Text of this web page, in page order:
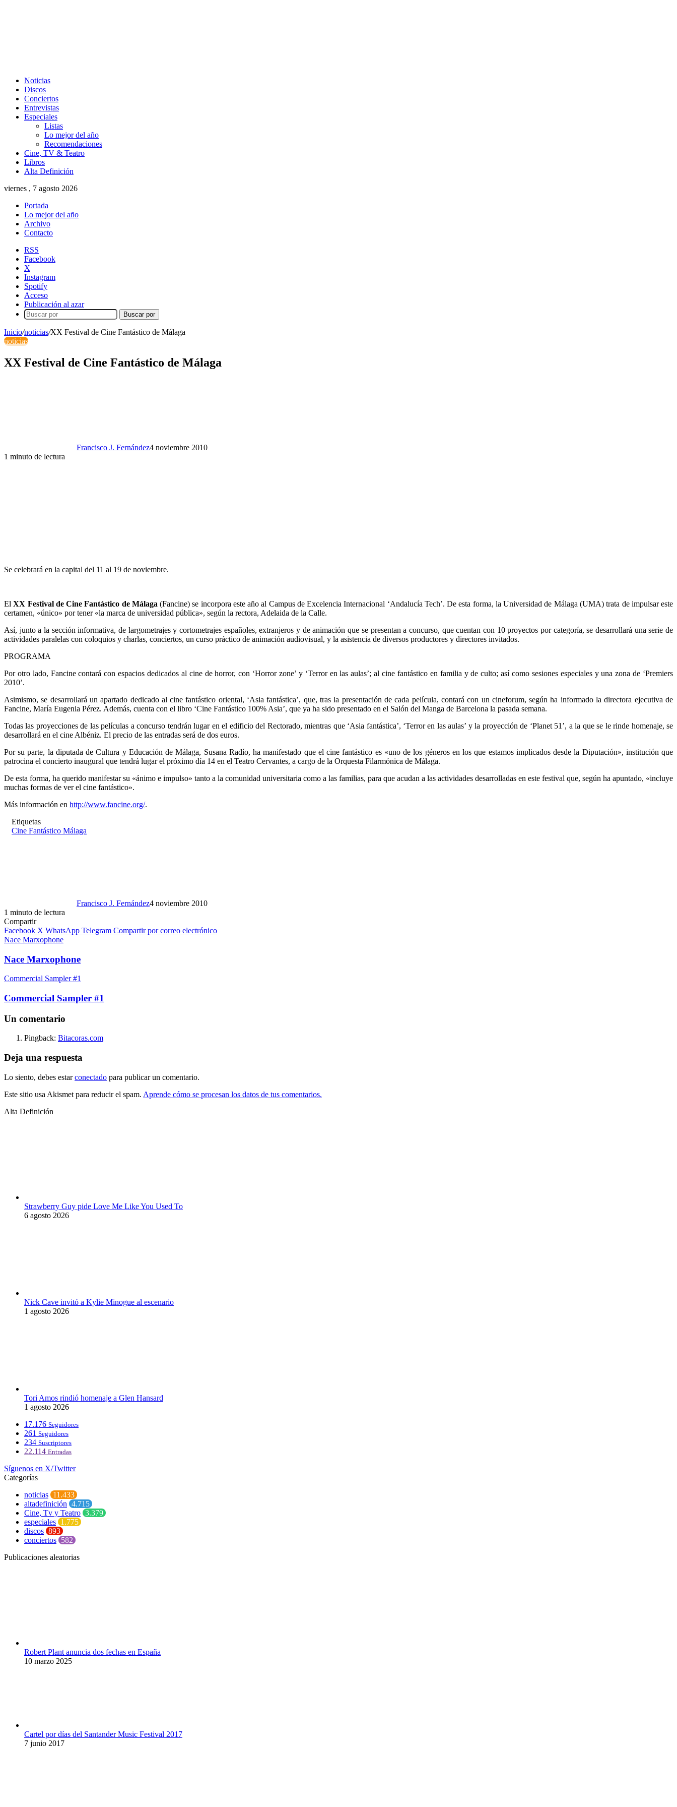
Noticias
Discos
Conciertos
Entrevistas
Especiales
Listas
Lo mejor del año
Recomendaciones
Cine, TV & Teatro
Libros
Alta Definición
viernes , 7 agosto 2026
Portada
Lo mejor del año
Archivo
Contacto
RSS
Facebook
X
Instagram
Spotify
Acceso
Publicación al azar
Buscar por
Inicio/noticias/XX Festival de Cine Fantástico de Málaga
noticias
XX Festival de Cine Fantástico de Málaga
Francisco J. Fernández4 noviembre 2010
1 minuto de lectura
Se celebrará en la capital del 11 al 19 de noviembre.
ElXX Festival de Cine Fantástico de Málaga (Fancine) se incorpora este año al Campus de Excelencia Internacional ‘Andalucía Tech’. De esta forma, la Universidad de Málaga (UMA) trata de impulsar este
certamen, «único» por tener «la marca de universidad pública», según la rectora, Adelaida de la Calle.
Así, junto a la sección informativa, de largometrajes y cortometrajes españoles, extranjeros y de animación que se presentan a concurso, que cuentan con 10 proyectos por categoría, se desarrollará una serie de
actividades paralelas con coloquios y charlas, conciertos, un curso práctico de animación audiovisual, y la asistencia de diversos productores y directores invitados.
PROGRAMA
Por otro lado, Fancine contará con espacios dedicados al cine de horror, con ‘Horror zone’ y ‘Terror en las aulas’; al cine fantástico en familia y de culto; así como sesiones especiales y una zona de ‘Premiers
2010’.
Asimismo, se desarrollará un apartado dedicado al cine fantástico oriental, ‘Asia fantástica’, que, tras la presentación de cada película, contará con un cineforum, según ha informado la directora ejecutiva de
Fancine, María Eugenia Pérez. Además, cuenta con el libro ‘Cine Fantástico 100% Asia’, que ya ha sido presentado en el Salón del Manga de Barcelona la pasada semana.
Todas las proyecciones de las películas a concurso tendrán lugar en el edificio del Rectorado, mientras que ‘Asia fantástica’, ‘Terror en las aulas’ y la proyección de ‘Planet 51’, a la que se le rinde homenaje, se
desarrollará en el cine Albéniz. El precio de las entradas será de dos euros.
Por su parte, la diputada de Cultura y Educación de Málaga, Susana Radío, ha manifestado que el cine fantástico es «uno de los géneros en los que estamos implicados desde la Diputación», institución que
patrocina el concierto inaugural que tendrá lugar el próximo día 14 en el Teatro Cervantes, a cargo de la Orquesta Filarmónica de Málaga.
De esta forma, ha querido manifestar su «ánimo e impulso» tanto a la comunidad universitaria como a las familias, para que acudan a las actividades desarrolladas en este festival que, según ha apuntado, «incluye
muchas formas de ver el cine fantástico».
Más información en http://www.fancine.org/.
Etiquetas
Cine Fantástico Málaga
Francisco J. Fernández4 noviembre 2010
1 minuto de lectura
Compartir
Facebook X WhatsApp Telegram Compartir por correo electrónico
Nace Marxophone
Nace Marxophone
Commercial Sampler #1
Commercial Sampler #1
Un comentario
Pingback: Bitacoras.com
Deja una respuesta
Lo siento, debes estarconectado para publicar un comentario.
Este sitio usa Akismet para reducir el spam. Aprende cómo se procesan los datos de tus comentarios.
Alta Definición
Strawberry Guy pide Love Me Like You Used To
6 agosto 2026
Nick Cave invitó a Kylie Minogue al escenario
1 agosto 2026
Tori Amos rindió homenaje a Glen Hansard
1 agosto 2026
17.176 Seguidores
261 Seguidores
234 Suscriptores
22.114 Entradas
Síguenos en X/Twitter
Categorías
noticias 11.433
altadefinición 4.715
Cine, Tv y Teatro 3.379
especiales 1.775
discos 893
conciertos 582
Publicaciones aleatorias
Robert Plant anuncia dos fechas en España
10 marzo 2025
Cartel por días del Santander Music Festival 2017
7 junio 2017